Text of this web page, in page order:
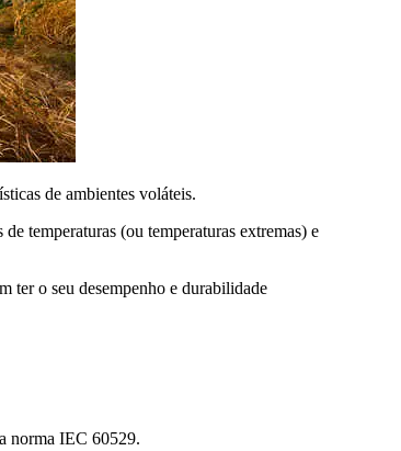
de ambientes voláteis.
temperaturas (ou temperaturas extremas) e
ter o seu desempenho e durabilidade
norma IEC 60529.